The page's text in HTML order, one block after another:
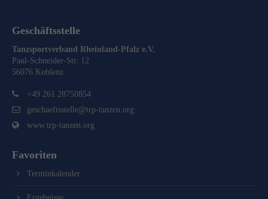
Geschäftsstelle
Tanzsportverband Rheinland-Pfalz e.V.
Paul-Schneider-Str. 12
56076 Koblenz
+49 261 28750854
geschaeftsstelle@trp-tanzen.org
www.trp-tanzen.org
Favoriten
Terminkalender